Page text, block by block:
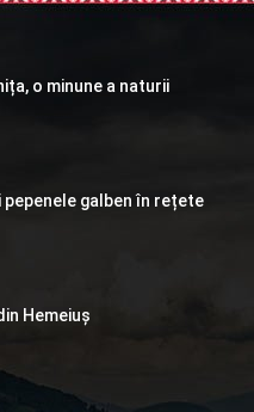
o minune a naturii
galben în rețete
Hemeiuș